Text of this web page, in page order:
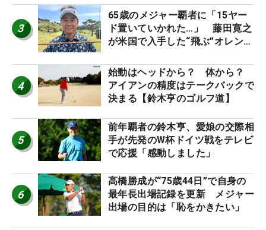
3
65歳のメジャー覇者に「15ヤー
ド置いていかれた…」 藤田寛之
が米国で入手した“飛ぶ”オレンジ
4
始動はヘッドから？ 体から？
アイアンの精度はテークバックで
決まる【鈴木亨のゴルフ道】
5
前年覇者の鈴木亨、愛娘の交際相
手が先発のW杯ドイツ戦をテレビ
で応援「感動しました」
6
高橋勝成が“75歳44日”で自身の
最年長出場記録を更新 メジャー
出場の目的は「恥をかきたい」